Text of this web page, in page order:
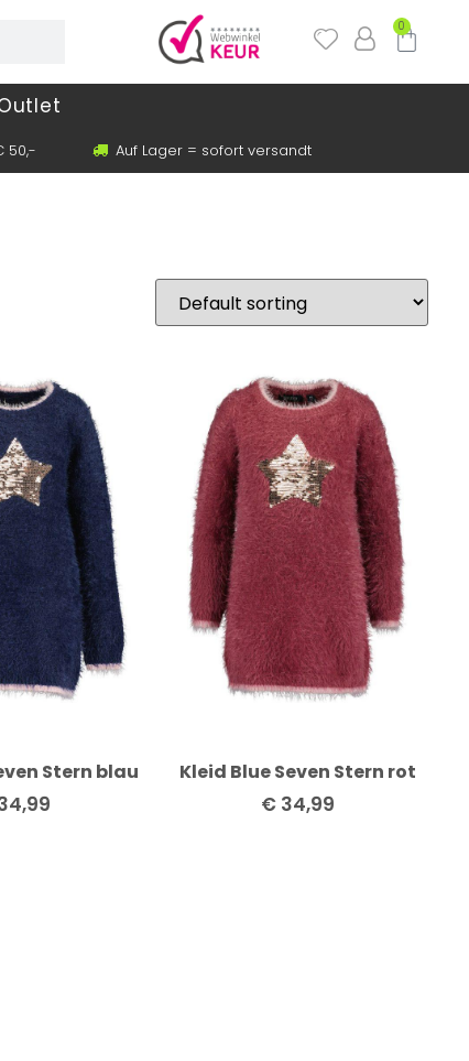
0
50,- Auf Lager = sofort versandt
Stern blau Kleid Blue Seven Stern rot
€34,99